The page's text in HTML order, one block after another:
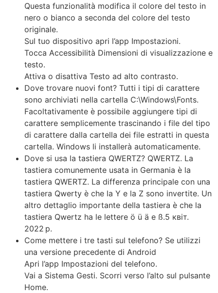
Questa funzionalità modifica il colore del testo in
nero o bianco a seconda del colore del testo
originale.
Sul tuo dispositivo apri l’app Impostazioni.
Tocca Accessibilità Dimensioni di visualizzazione e
testo.
Attiva o disattiva Testo ad alto contrasto.
Dove trovare nuovi font? Tutti i tipi di carattere
sono archiviati nella cartella C:\Windows\Fonts.
Facoltativamente è possibile aggiungere tipi di
carattere semplicemente trascinando i file del tipo
di carattere dalla cartella dei file estratti in questa
cartella. Windows li installerà automaticamente.
Dove si usa la tastiera QWERTZ? QWERTZ. La
tastiera comunemente usata in Germania è la
tastiera QWERTZ. La differenza principale con una
tastiera Qwerty è che la Y e la Z sono invertite. Un
altro dettaglio importante della tastiera è che la
tastiera Qwertz ha le lettere ö ü ä e ß.5 квіт.
2022 р.
Come mettere i tre tasti sul telefono? Se utilizzi
una versione precedente di Android
Apri l’app Impostazioni del telefono.
Vai a Sistema Gesti. Scorri verso l’alto sul pulsante
Home.